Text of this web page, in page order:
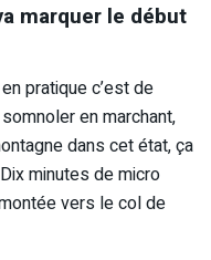
marquer le début
pratique c’est de
en marchant,
dans cet état, ça
minutes de micro
vers le col de